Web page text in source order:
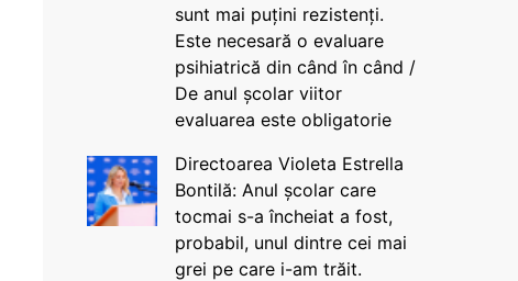
sunt mai puțini rezistenți.
Este necesară o evaluare
psihiatrică din când în când /
De anul școlar viitor
evaluarea este obligatorie
Directoarea Violeta Estrella
Bontilă: Anul școlar care
tocmai s-a încheiat a fost,
probabil, unul dintre cei mai
grei pe care i-am trăit.